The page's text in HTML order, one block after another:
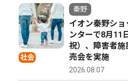
社会
秦野
イオン秦野ショ
ンターで8月11
祝）、障害者施
売会を実施
2026.08.07